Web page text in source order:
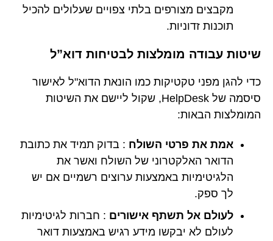
מקבצים מצורפים בלתי צפויים שעלולים להכיל
תוכנות זדוניות.
שיטות עבודה מומלצות לבטיחות דוא”ל
כדי להגן מפני טקטיקות כמו הונאת הדוא"ל לאישור
סיסמה של HelpDesk, שקול ליישם את השיטות
המומלצות הבאות:
אמת את פרטי השולח : בדוק תמיד את כתובת
הדואר האלקטרוני של השולח ואשר את
הלגיטימיות באמצעות ערוצים רשמיים אם יש
לך ספק.
לעולם אל תשתף אישורים : חברות לגיטימיות
לעולם לא יבקשו מידע רגיש באמצעות דואר